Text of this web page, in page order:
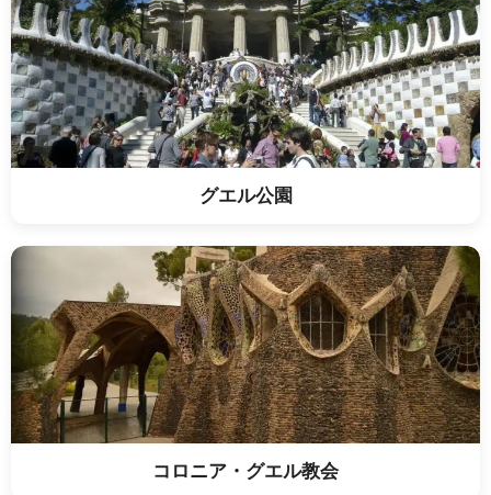
グエル公園
コロニア・グエル教会